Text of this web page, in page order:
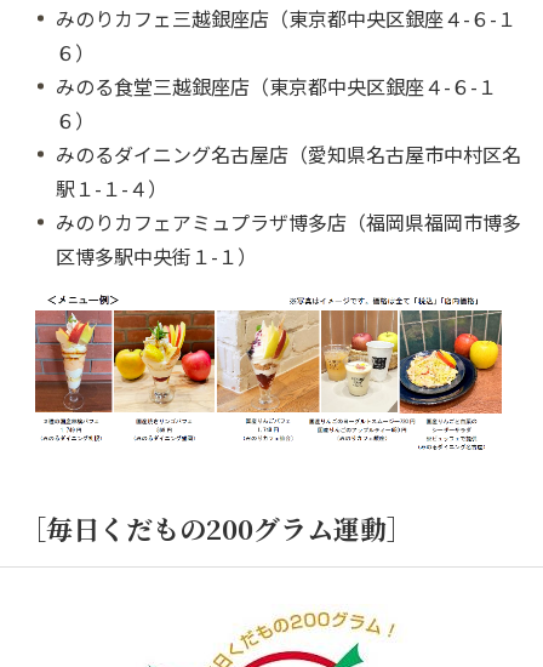
みのりカフェ三越銀座店（東京都中央区銀座４-６- １
６）
みのる食堂三越銀座店（東京都中央区銀座４-６- １
６）
みのるダイニング名古屋店（愛知県名古屋市中村区名
駅１- １-４）
みのりカフェアミュプラザ博多店（福岡県福岡市博多
区博多駅中央街１- １）
［毎日くだもの200グラム運動］